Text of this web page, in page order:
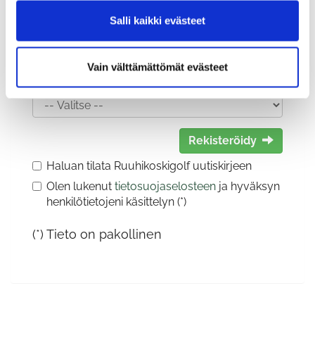
Salli kaikki evästeet
Vain välttämättömät evästeet
Sukupuoli:
Rekisteröidy
Haluan tilata Ruuhikoskigolf uutiskirjeen
Olen lukenut tietosuojaselosteen ja hyväksyn
henkilötietojeni käsittelyn (*)
(*) Tieto on pakollinen